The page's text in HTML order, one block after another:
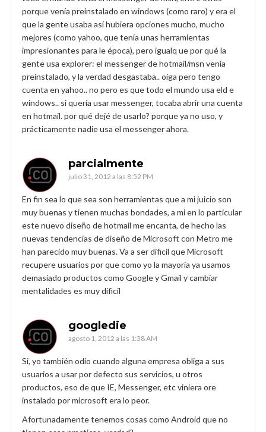
porque venía preinstalado en windows (como raro) y era el
que la gente usaba así hubiera opciones mucho, mucho
mejores (como yahoo, que tenía unas herramientas
impresionantes para le época), pero igualq ue por qué la
gente usa explorer: el messenger de hotmail/msn venía
preinstalado, y la verdad desgastaba.. oiga pero tengo
cuenta en yahoo.. no pero es que todo el mundo usa eld e
windows.. si quería usar messenger, tocaba abrir una cuenta
en hotmail. por qué dejé de usarlo? porque ya no uso, y
prácticamente nadie usa el messenger ahora.
parcialmente
julio 31, 2012 a las 8:52 PM
En fin sea lo que sea son herramientas que a mi juicio son
muy buenas y tienen muchas bondades, a mi en lo particular
este nuevo diseño de hotmail me encanta, de hecho las
nuevas tendencias de diseño de Microsoft con Metro me
han parecido muy buenas. Va a ser dificil que Microsoft
recupere usuarios por que como yo la mayoria ya usamos
demasiado productos como Google y Gmail y cambiar
mentalidades es muy dificil
googledie
agosto 1, 2012 a las 1:38 AM
Si, yo también odio cuando alguna empresa obliga a sus
usuarios a usar por defecto sus servicios, u otros
productos, eso de que IE, Messenger, etc viniera ore
instalado por microsoft era lo peor.
Afortunadamente tenemos cosas como Android que no